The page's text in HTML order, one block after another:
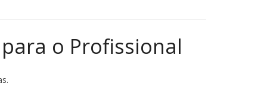
o Profissional